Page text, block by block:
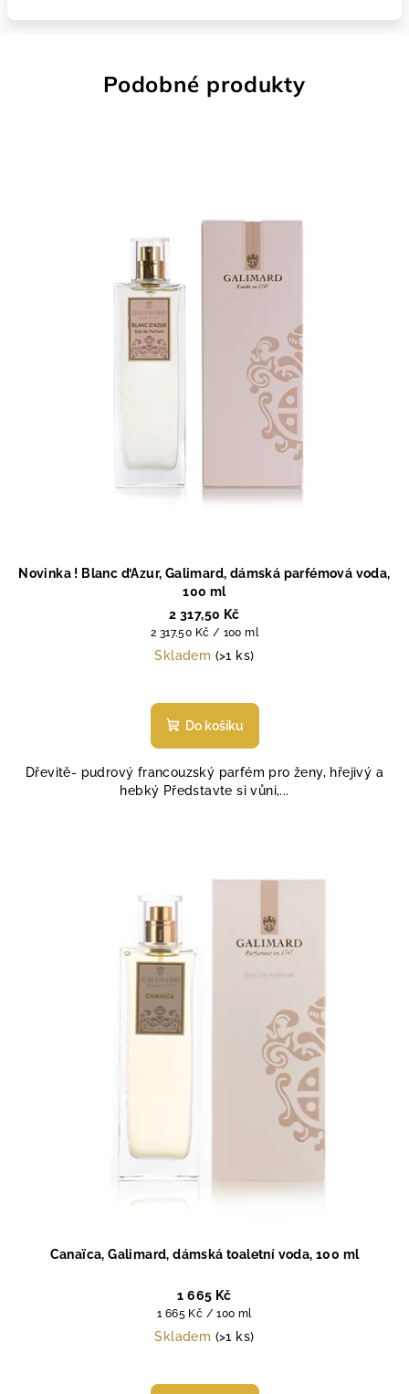
Podobné produkty
Novinka ! Blanc d’Azur, Galimard, dámská parfémová voda,
100 ml
2 317,50 Kč
Měrná
cena:
2 317,50 Kč / 100 ml
Skladem (>1 ks)
Do košíku
Dřevitě- pudrový francouzský parfém pro ženy, hřejivý a
hebký Představte si vůni,...
Canaïca, Galimard, dámská toaletní voda, 100 ml
1 665 Kč
Měrná
cena:
1 665 Kč / 100 ml
Skladem (>1 ks)